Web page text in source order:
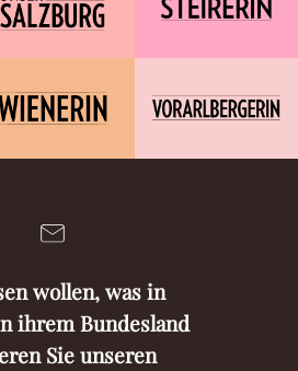
wollen, was in
ihrem Bundesland
Sie unseren